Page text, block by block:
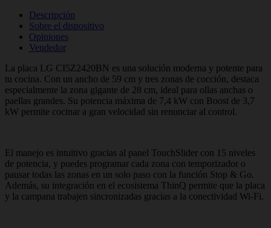
Descripción
Sobre el dispositivo
Opiniones
Vendedor
La placa LG CI5Z2420BN es una solución moderna y potente para
tu cocina. Con un ancho de 59 cm y tres zonas de cocción, destaca
especialmente la zona gigante de 28 cm, ideal para ollas anchas o
paellas grandes. Su potencia máxima de 7,4 kW con Boost de 3,7
kW permite cocinar a gran velocidad sin renunciar al control.
El manejo es intuitivo gracias al panel TouchSlider con 15 niveles
de potencia, y puedes programar cada zona con temporizador o
pausar todas las zonas en un solo paso con la función Stop & Go.
Además, su integración en el ecosistema ThinQ permite que la placa
y la campana trabajen sincronizadas gracias a la conectividad Wi-Fi.